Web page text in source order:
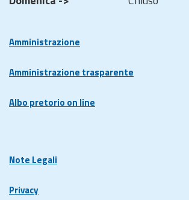
Amministrazione
Amministrazione trasparente
Albo pretorio on line
Note Legali
Privacy